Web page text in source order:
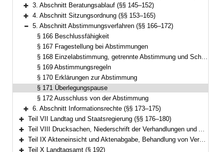
Bereich erweitern
3. Abschnitt Beratungsablauf (§§ 145–152)
Bereich erweitern
4. Abschnitt Sitzungsordnung (§§ 153–165)
Bereich reduzieren
5. Abschnitt Abstimmungsverfahren (§§ 166–172)
§ 166 Beschlussfähigkeit
§ 167 Fragestellung bei Abstimmungen
§ 168 Einzelabstimmung, getrennte Abstimmung und Schlussabstimmung
§ 169 Abstimmungsregeln
§ 170 Erklärungen zur Abstimmung
§ 171 Überlegungspause
§ 172 Ausschluss von der Abstimmung
Bereich erweitern
6. Abschnitt Informationsrechte (§§ 173–175)
Bereich erweitern
Teil VII Landtag und Staatsregierung (§§ 176–180)
Bereich erweitern
Teil VIII Drucksachen, Niederschrift der Verhandlungen und Ausfertigung der Beschlüsse (§§ 181–187)
Bereich erweitern
Teil IX Akteneinsicht und Aktenabgabe, Behandlung von Verschlusssachen (§§ 188–191)
Teil X Landtagsamt (§ 192)